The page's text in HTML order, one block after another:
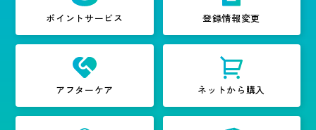
ポイントサービス 登録情報変更
アフターケア ネットから購入